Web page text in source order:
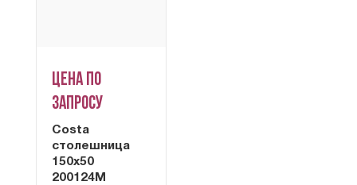
Цена по
запросу
Costa
столешница
150х50
200124M